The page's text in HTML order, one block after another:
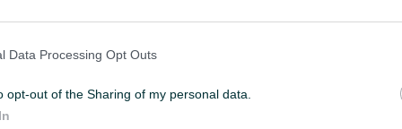
Data Processing Opt Outs
opt-out of the Sharing of my personal data.
2.5 T
DIZALICA DVOSTUBNA
86195 WE-86195
Novo
DIZALICA